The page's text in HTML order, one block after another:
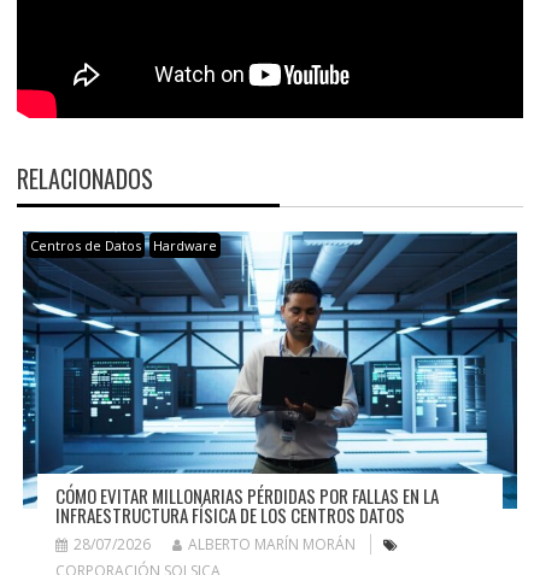
RELACIONADOS
Centros de Datos Hardware
CÓMO EVITAR MILLONARIAS PÉRDIDAS POR FALLAS EN LA
INFRAESTRUCTURA FÍSICA DE LOS CENTROS DATOS
28/07/2026
ALBERTO MARÍN MORÁN
CORPORACIÓN SOLSICA